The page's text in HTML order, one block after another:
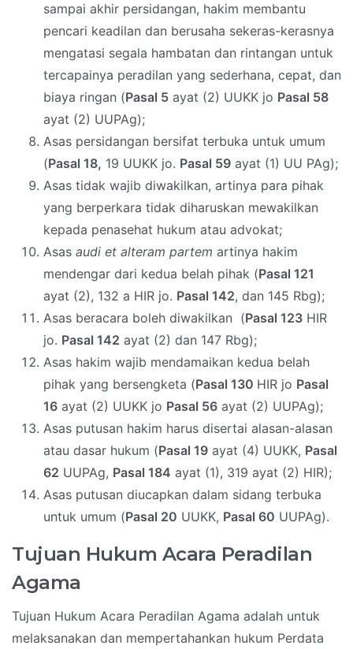
sampai akhir persidangan, hakim membantu
pencari keadilan dan berusaha sekeras-kerasnya
mengatasi segala hambatan dan rintangan untuk
tercapainya peradilan yang sederhana, cepat, dan
biaya ringan (Pasal 5 ayat (2) UUKK jo Pasal 58
ayat (2) UUPAg);
Asas persidangan bersifat terbuka untuk umum
(Pasal 18, 19 UUKK jo. Pasal 59 ayat (1) UU PAg);
Asas tidak wajib diwakilkan, artinya para pihak
yang berperkara tidak diharuskan mewakilkan
kepada penasehat hukum atau advokat;
Asas audi et alteram partem artinya hakim
mendengar dari kedua belah pihak (Pasal 121
ayat (2), 132 a HIR jo. Pasal 142, dan 145 Rbg);
Asas beracara boleh diwakilkan (Pasal 123 HIR
jo. Pasal 142 ayat (2) dan 147 Rbg);
Asas hakim wajib mendamaikan kedua belah
pihak yang bersengketa (Pasal 130 HIR jo Pasal
16 ayat (2) UUKK jo Pasal 56 ayat (2) UUPAg);
Asas putusan hakim harus disertai alasan-alasan
atau dasar hukum (Pasal 19 ayat (4) UUKK, Pasal
62 UUPAg, Pasal 184 ayat (1), 319 ayat (2) HIR);
Asas putusan diucapkan dalam sidang terbuka
untuk umum (Pasal 20 UUKK, Pasal 60 UUPAg).
Tujuan Hukum Acara Peradilan
Agama
Tujuan Hukum Acara Peradilan Agama adalah untuk
melaksanakan dan mempertahankan hukum Perdata